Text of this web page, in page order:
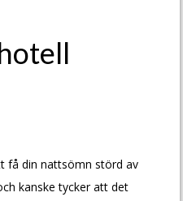
få din nattsömn störd av
kanske tycker att det